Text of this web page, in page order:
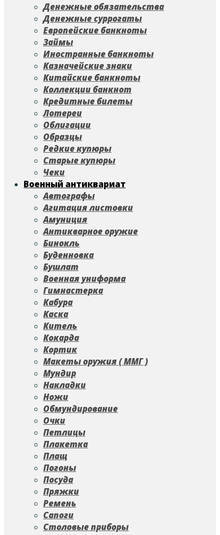
Денежные обязательства
Денежные суррогаты
Европейские банкноты
Займы
Иностранные банкноты
Казначейские знаки
Китайские банкноты
Коллекции банкнот
Кредитные билеты
Лотереи
Облигации
Образцы
Редкие купюры
Старые купюры
Чеки
Военный антиквариат
Автографы
Агитация листовки
Амуниция
Антикварное оружие
Бинокль
Буденновка
Бушлат
Военная униформа
Гимнастерка
Кабура
Каска
Китель
Кокарда
Кортик
Макеты оружия ( ММГ )
Мундир
Накладки
Ножи
Обмундирование
Очки
Петлицы
Плакетка
Плащ
Погоны
Посуда
Пряжки
Ремень
Сапоги
Столовые приборы